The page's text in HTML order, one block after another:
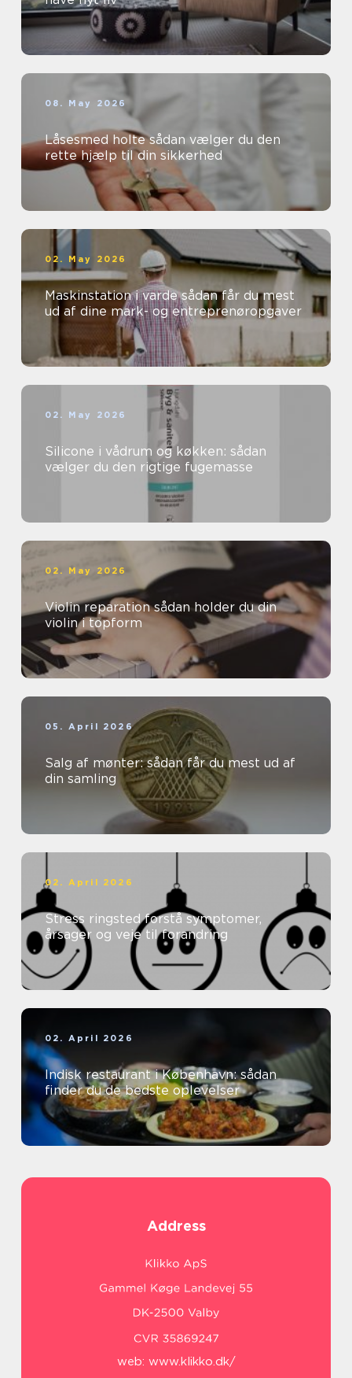
08. May 2026
Låsesmed holte sådan vælger du den
rette hjælp til din sikkerhed
02. May 2026
Maskinstation i varde sådan får du mest
ud af dine mark- og entreprenøropgaver
02. May 2026
Silicone i vådrum og køkken: sådan
vælger du den rigtige fugemasse
02. May 2026
Violin reparation sådan holder du din
violin i topform
05. April 2026
Salg af mønter: sådan får du mest ud af
din samling
02. April 2026
Stress ringsted forstå symptomer,
årsager og veje til forandring
02. April 2026
Indisk restaurant i København: sådan
finder du de bedste oplevelser
Address
web: www.klikko.dk/